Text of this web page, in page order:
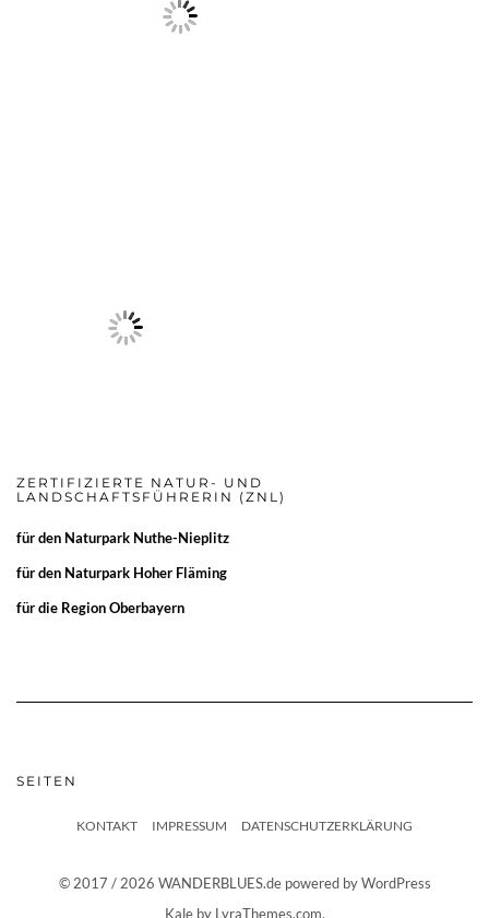
ZERTIFIZIERTE NATUR- UND
LANDSCHAFTSFÜHRERIN (ZNL)
für den Naturpark Nuthe-Nieplitz
für den Naturpark Hoher Fläming
für die Region Oberbayern
SEITEN
KONTAKT IMPRESSUM DATENSCHUTZERKLÄRUNG
© 2017 / 2026 WANDERBLUES.de powered by WordPress
Kaleby LyraThemes.com.